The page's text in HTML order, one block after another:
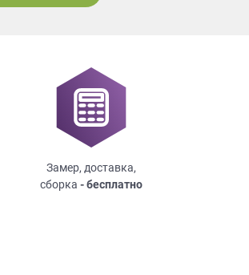
Замер, доставка,
сборка - бесплатно